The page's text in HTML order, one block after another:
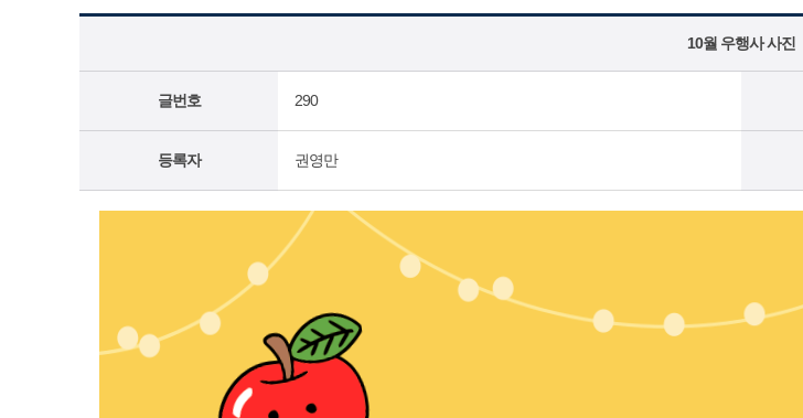
10월 우행사 사진
글번호 290
등록자 권영만